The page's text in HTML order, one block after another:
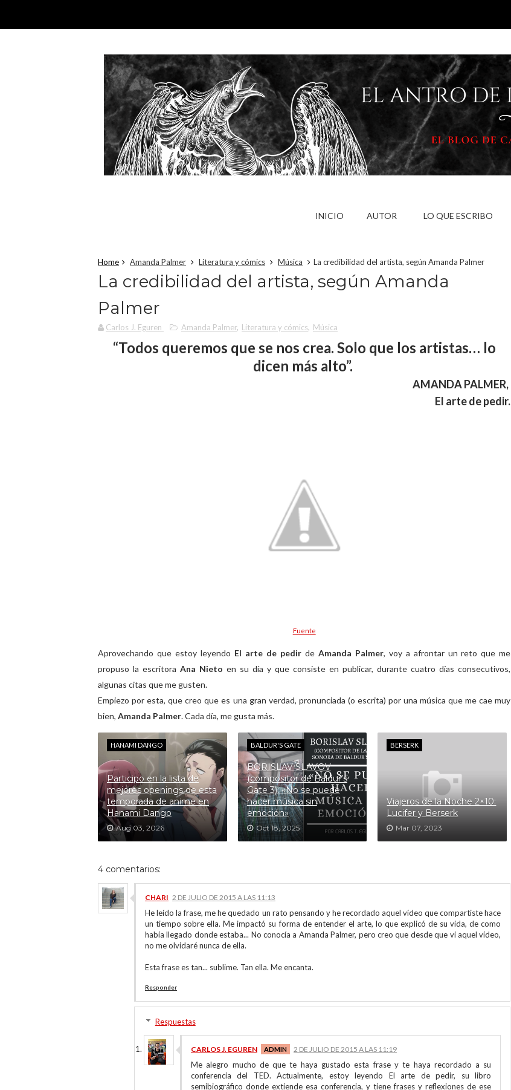
INICIO AUTOR LO QUE ESCRIBO
Home Amanda Palmer Literatura y cómics Música La credibilidad del artista, según Amanda Palmer
La credibilidad del artista, según Amanda
Palmer
Carlos J. Eguren Amanda Palmer, Literatura y cómics, Música
“Todos queremos que se nos crea. Solo que los artistas… lo
dicen más alto”.
AMANDA PALMER,
El arte de pedir.
Fuente
Aprovechando que estoy leyendo El arte de pedir de Amanda Palmer, voy a afrontar un reto que me
propuso la escritoraAna Nieto en su día y que consiste en publicar, durante cuatro días consecutivos,
algunas citas que me gusten.
Empiezo por esta, que creo que es una gran verdad, pronunciada (o escrita) por una música que me cae muy
bien, Amanda Palmer. Cada día, me gusta más.
HANAMI DANGO
Participo en la lista de
mejores openings de esta
temporada de anime en
Hanami Dango
Aug 03, 2026
BALDUR'S GATE
BORISLAV SLAVOV
(compositor de Baldur’s
Gate 3): «No se puede
hacer música sin
emoción»
Oct 18, 2025
BERSERK
Viajeros de la Noche 2×10:
Lucifer y Berserk
Mar 07, 2023
4 comentarios:
CHARI 2 DE JULIO DE 2015 A LAS 11:13
He leído la frase, me he quedado un rato pensando y he recordado aquel vídeo que compartiste hace
un tiempo sobre ella. Me impactó su forma de entender el arte, lo que explicó de su vida, de como
había llegado donde estaba... No conocía a Amanda Palmer, pero creo que desde que vi aquel vídeo,
no me olvidaré nunca de ella.
Esta frase es tan... sublime. Tan ella. Me encanta.
Responder
Respuestas
CARLOS J. EGUREN 2 DE JULIO DE 2015 A LAS 11:19
Me alegro mucho de que te haya gustado esta frase y te haya recordado a su
conferencia del TED. Actualmente, estoy leyendo El arte de pedir, su libro
semibiográfico donde extiende esa conferencia, y tiene frases y reflexiones de ese